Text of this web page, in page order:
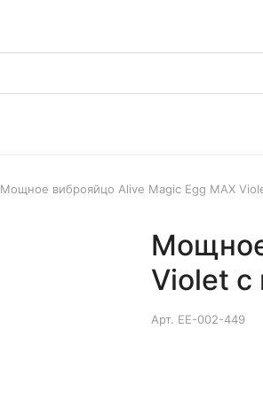
Мощное виброяйцо Alive Magic Egg MAX
Violet с
Арт. EE-002-449